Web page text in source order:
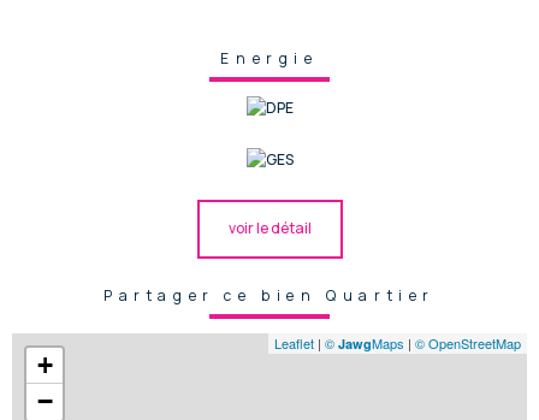
Energie
voir le détail
Partager ce bien Quartier
+
−
Leaflet | © JawgMaps | © OpenStreetMap